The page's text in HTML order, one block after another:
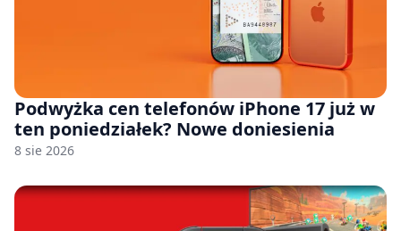
Podwyżka cen telefonów iPhone 17 już w
ten poniedziałek? Nowe doniesienia
8 sie 2026